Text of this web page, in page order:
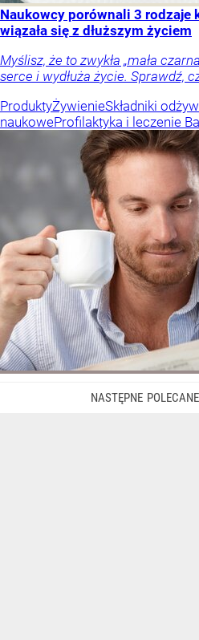
Naukowcy porównali 3 rodzaje
wiązała się z dłuższym życiem
Myślisz, że to zwykła „mała
serce i wydłuża życie. Sprawdź,
ProduktyŻywienieSkładniki
naukoweProfilaktyka i leczenie